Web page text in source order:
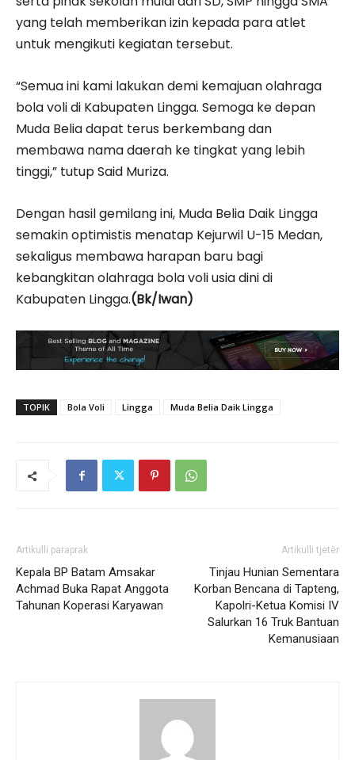
yang telah memberikan izin kepada para atlet
untuk mengikuti kegiatan tersebut.
“Semua ini kami lakukan demi kemajuan olahraga
bola voli di Kabupaten Lingga. Semoga ke depan
Muda Belia dapat terus berkembang dan
membawa nama daerah ke tingkat yang lebih
tinggi,” tutup Said Muriza.
Dengan hasil gemilang ini, Muda Belia Daik Lingga
semakin optimistis menatap Kejurwil U-15 Medan,
sekaligus membawa harapan baru bagi
kebangkitan olahraga bola voli usia dini di
Kabupaten Lingga.(Bk/Iwan)
TOPIK Bola Voli Lingga Muda Belia Daik Lingga
Artikulli paraprak
Kepala BP Batam Amsakar
Achmad Buka Rapat Anggota
Tahunan Koperasi Karyawan
Artikulli tjetër
Tinjau Hunian Sementara
Korban Bencana di Tapteng,
Kapolri-Ketua Komisi IV
Salurkan 16 Truk Bantuan
Kemanusiaan